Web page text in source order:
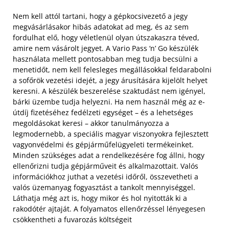
Nem kell attól tartani, hogy a gépkocsivezető a jegy
megvásárlásakor hibás adatokat ad meg, és az sem
fordulhat elő, hogy véletlenül olyan útszakaszra téved,
amire nem vásárolt jegyet. A Vario Pass ‘n’ Go készülék
használata mellett pontosabban meg tudja becsülni a
menetidőt, nem kell felesleges megállásokkal feldarabolni
a sofőrök vezetési idejét, a jegy árusítására kijelölt helyet
keresni. A készülék beszerelése szaktudást nem igényel,
bárki üzembe tudja helyezni. Ha nem használ még az e-
útdíj fizetéséhez fedélzeti egységet – és a lehetséges
megoldásokat keresi – akkor tanulmányozza a
legmodernebb, a speciális magyar viszonyokra fejlesztett
vagyonvédelmi és gépjárműfelügyeleti termékeinket.
Minden szükséges adat a rendelkezésére fog állni, hogy
ellenőrizni tudja gépjárműveit és alkalmazottait. Valós
információkhoz juthat a vezetési időről, összevetheti a
valós üzemanyag fogyasztást a tankolt mennyiséggel.
Láthatja még azt is, hogy mikor és hol nyitották ki a
rakodótér ajtaját. A folyamatos ellenőrzéssel lényegesen
csökkentheti a fuvarozás költségeit